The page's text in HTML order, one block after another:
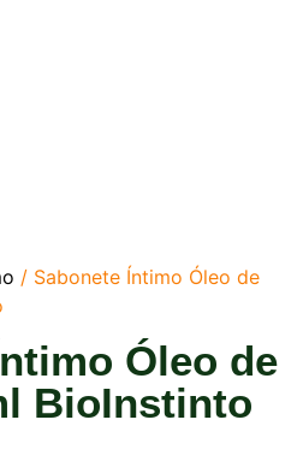
/ Sabonete Íntimo Óleo de
Óleo de
BioInstinto